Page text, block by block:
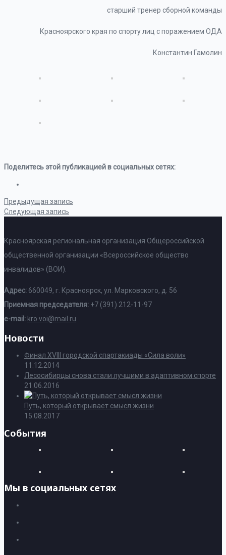
старший тренер сборной команды
Красноярского края по спорту лиц с поражением ОДА
Константин Гамолин
Поделитесь этой публикацией в социальных сетях:
Предыдущая запись
Следующая запись
Красноярская региональная организация Общероссийской
общественной организации «Всероссийское общество
инвалидов» (ВОИ).
Адрес: 660049, г. Красноярск, ул. Марковского, д. 56
Приемная председателя: +7 (391) 212-11-97
e-mail: kro.voi@mail.ru
Новости
Финал XVIII городской спартакиады «Сила воли»
11.12.2014
Лесосибирцы снова стали лучшими в адаптивном спорте
21.06.2016
Путь, который открывает смысл жизни
15.08.2017
События
Мы в социальных сетях